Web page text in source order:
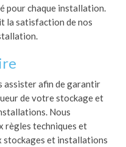
pour chaque installation.
la satisfaction de nos
assister afin de garantir
de votre stockage et
Nous
règles techniques et
stockages et installations